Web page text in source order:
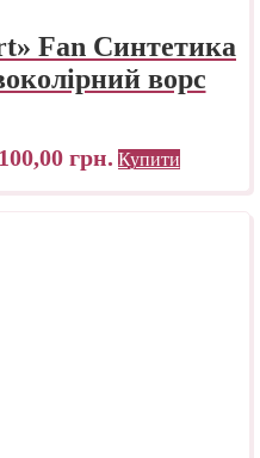
Fan Синтетика
ворс
100,00 грн. Купити